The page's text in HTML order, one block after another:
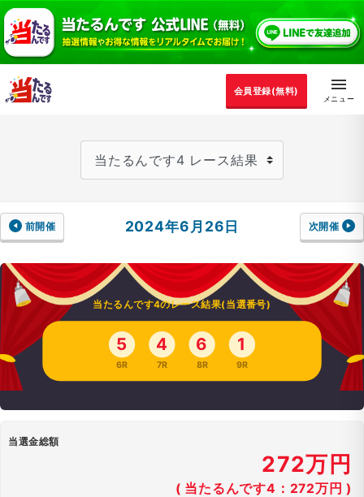
会員登録(無料)
前開催 2024年6月26日 次開催
当たるんです4のレース結果(当選番号)
5
6R
4
7R
6
8R
1
9R
当選金総額
272万円
( 当たるんです4：272万円 )